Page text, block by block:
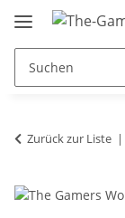
Zurück zur Liste